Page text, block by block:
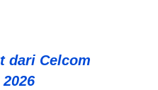
dari Celcom